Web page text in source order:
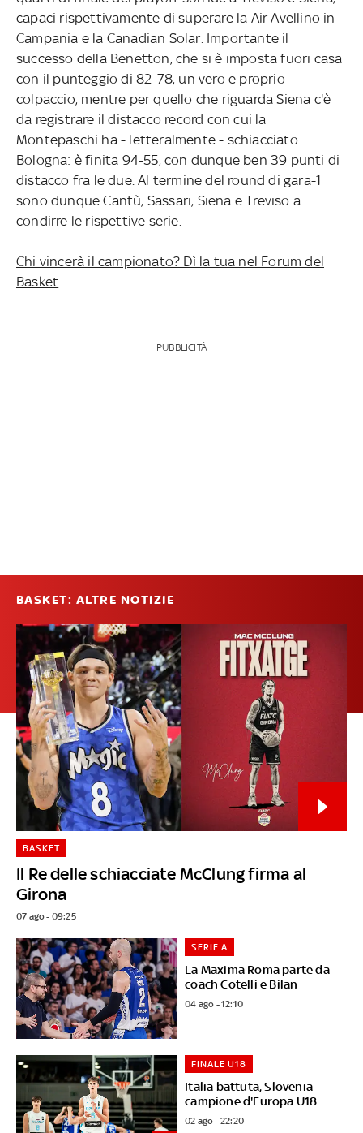
capaci rispettivamente di superare la Air Avellino in
Campania e la Canadian Solar. Importante il
successo della Benetton, che si è imposta fuori casa
con il punteggio di 82-78, un vero e proprio
colpaccio, mentre per quello che riguarda Siena c'è
da registrare il distacco record con cui la
Montepaschi ha - letteralmente - schiacciato
Bologna: è finita 94-55, con dunque ben 39 punti di
distacco fra le due. Al termine del round di gara-1
sono dunque Cantù, Sassari, Siena e Treviso a
condirre le rispettive serie.
Chi vincerà il campionato? Dì la tua nel Forum del
Basket
PUBBLICITÀ
BASKET: ALTRE NOTIZIE
Il Re delle schiacciate McClung firma al
Girona
BASKET
07 ago - 09:25
La Maxima Roma parte da
coach Cotelli e Bilan
SERIE A
04 ago - 12:10
Italia battuta, Slovenia
campione d'Europa U18
FINALE U18
02 ago - 22:20